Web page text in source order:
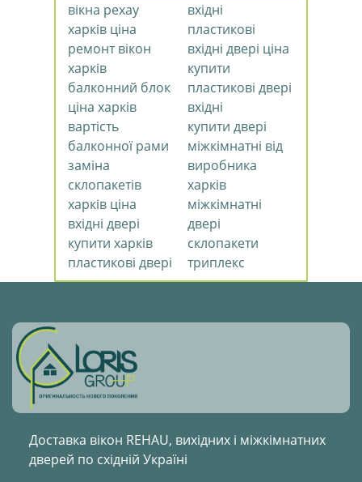
вікна рехау
харків ціна
ремонт вікон
харків
балконний блок
ціна харків
вартість
балконної рами
заміна
склопакетів
харків ціна
вхідні двері
купити харків
пластикові двері
вхідні
пластикові
вхідні двері ціна
купити
пластикові двері
вхідні
купити двері
міжкімнатні від
виробника
харків
міжкімнатні
двері
склопакети
триплекс
Доставка вікон REHAU, вихідних і міжкімнатних
дверей по східній Україні